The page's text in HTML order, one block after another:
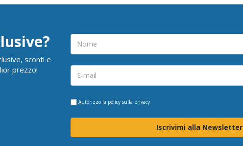
sconti e
prezzo!
Autorizzo la policy sulla privacy
Iscrivimi alla Newsletter